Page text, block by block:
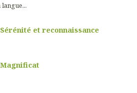
Sérénité et reconnaissance
Magnificat